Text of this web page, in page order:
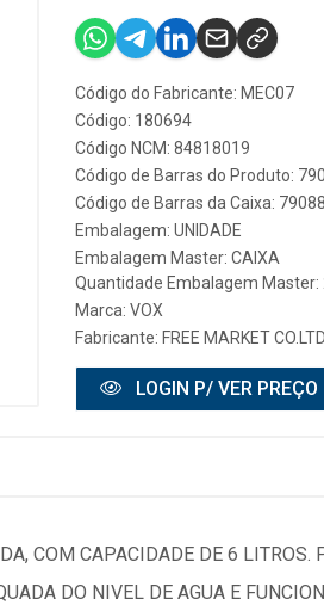
Código do Fabricante: MEC07
Código: 180694
Código NCM: 84818019
Código de Barras do Produto:
Código de Barras da Caixa:
Embalagem: UNIDADE
Embalagem Master: CAIXA
Quantidade Embalagem Master:
Marca: VOX
Fabricante: FREE MARKET CO.LTD.
LOGIN P/ VER PREÇO
COM CAPACIDADE DE 6 LITROS.
DO NIVEL DE AGUA E